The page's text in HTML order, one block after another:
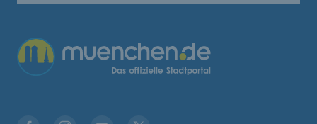
Übergreifende Links